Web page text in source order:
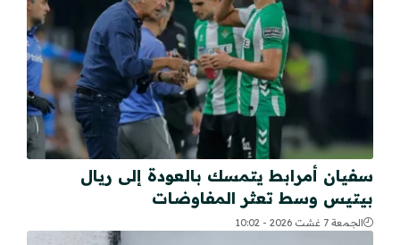
سفيان أمرابط يتمسك بالعودة إلى ريال
بيتيس وسط تعثر المفاوضات
الجمعة 7 غشت 2026 - 10:02